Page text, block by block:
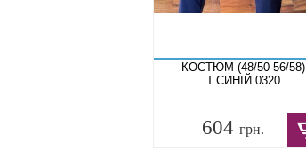
КОСТЮМ (48/50-56/58)
Т.СИНІЙ 0320
604 грн.